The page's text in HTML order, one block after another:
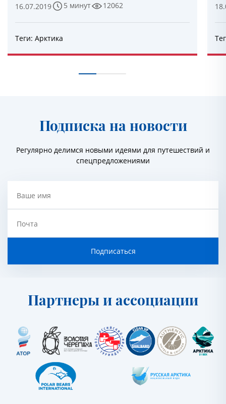
16.07.2019 5 минут 12062
Теги: Арктика
Подписка на новости
Регулярно делимся новыми идеями для путешествий и
спецпредложениями
Ваше имя
Почта
Подписаться
Партнеры и ассоциации